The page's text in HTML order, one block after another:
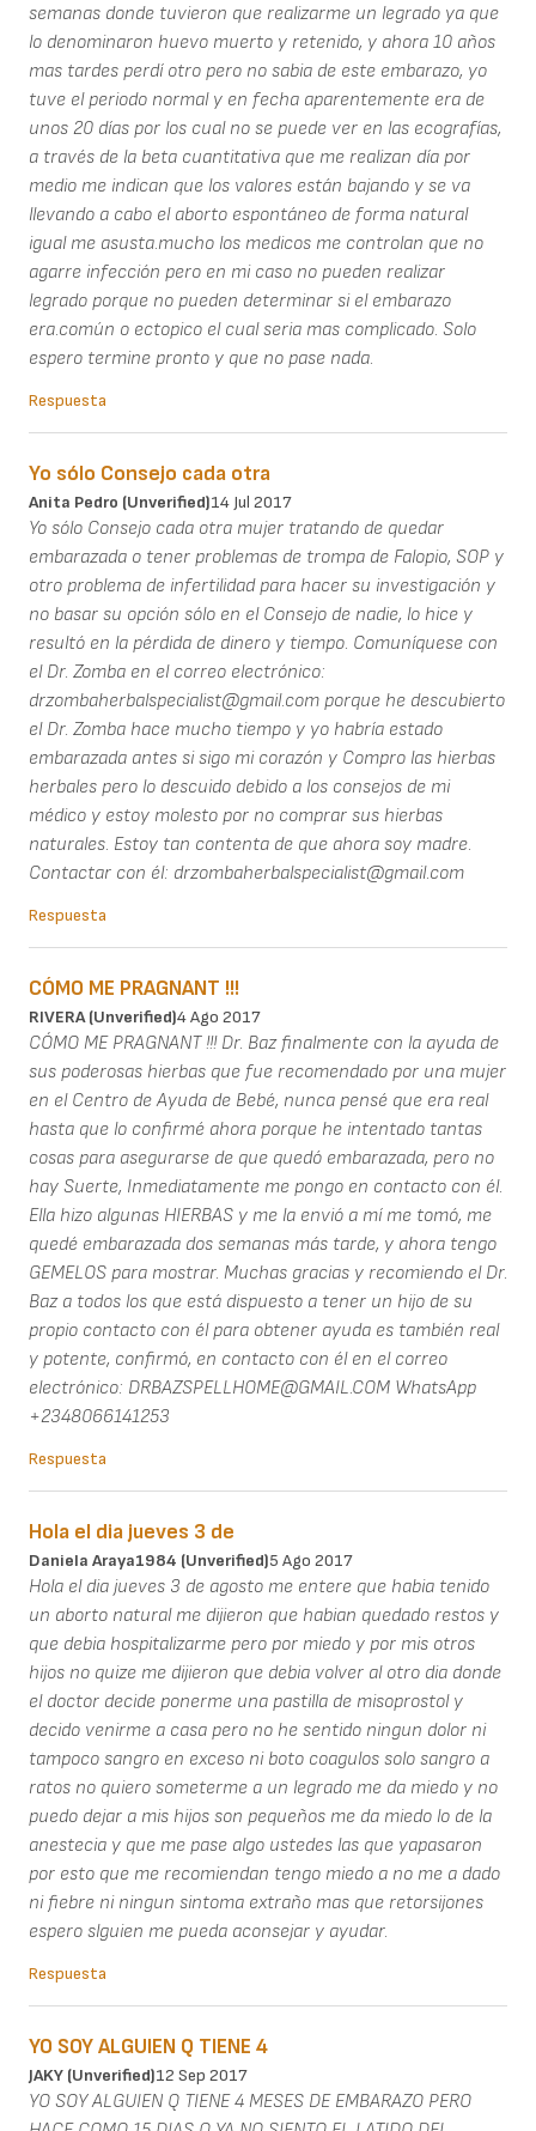
semanas donde tuvieron que realizarme un legrado ya que
lo denominaron huevo muerto y retenido, y ahora 10 años
mas tardes perdí otro pero no sabia de este embarazo, yo
tuve el periodo normal y en fecha aparentemente era de
unos 20 días por los cual no se puede ver en las ecografías,
a través de la beta cuantitativa que me realizan día por
medio me indican que los valores están bajando y se va
llevando a cabo el aborto espontáneo de forma natural
igual me asusta.mucho los medicos me controlan que no
agarre infección pero en mi caso no pueden realizar
legrado porque no pueden determinar si el embarazo
era.común o ectopico el cual seria mas complicado. Solo
espero termine pronto y que no pase nada.
Respuesta
Yo sólo Consejo cada otra
Anita Pedro (unverified)14 Jul 2017
Yo sólo Consejo cada otra mujer tratando de quedar
embarazada o tener problemas de trompa de Falopio, SOP y
otro problema de infertilidad para hacer su investigación y
no basar su opción sólo en el Consejo de nadie, lo hice y
resultó en la pérdida de dinero y tiempo. Comuníquese con
el Dr. Zomba en el correo electrónico:
drzombaherbalspecialist@gmail.com porque he descubierto
el Dr. Zomba hace mucho tiempo y yo habría estado
embarazada antes si sigo mi corazón y Compro las hierbas
herbales pero lo descuido debido a los consejos de mi
médico y estoy molesto por no comprar sus hierbas
naturales. Estoy tan contenta de que ahora soy madre.
Contactar con él: drzombaherbalspecialist@gmail.com
Respuesta
CÓMO ME PRAGNANT !!!
RIVERA (unverified)4 Ago 2017
CÓMO ME PRAGNANT !!! Dr. Baz finalmente con la ayuda de
sus poderosas hierbas que fue recomendado por una mujer
en el Centro de Ayuda de Bebé, nunca pensé que era real
hasta que lo confirmé ahora porque he intentado tantas
cosas para asegurarse de que quedó embarazada, pero no
hay Suerte, Inmediatamente me pongo en contacto con él.
Ella hizo algunas HIERBAS y me la envió a mí me tomó, me
quedé embarazada dos semanas más tarde, y ahora tengo
GEMELOS para mostrar. Muchas gracias y recomiendo el Dr.
Baz a todos los que está dispuesto a tener un hijo de su
propio contacto con él para obtener ayuda es también real
y potente, confirmó, en contacto con él en el correo
electrónico: DRBAZSPELLHOME@GMAIL.COM WhatsApp
+2348066141253
Respuesta
Hola el dia jueves 3 de
Daniela Araya1984 (unverified)5 Ago 2017
Hola el dia jueves 3 de agosto me entere que habia tenido
un aborto natural me dijieron que habian quedado restos y
que debia hospitalizarme pero por miedo y por mis otros
hijos no quize me dijieron que debia volver al otro dia donde
el doctor decide ponerme una pastilla de misoprostol y
decido venirme a casa pero no he sentido ningun dolor ni
tampoco sangro en exceso ni boto coagulos solo sangro a
ratos no quiero someterme a un legrado me da miedo y no
puedo dejar a mis hijos son pequeños me da miedo lo de la
anestecia y que me pase algo ustedes las que yapasaron
por esto que me recomiendan tengo miedo a no me a dado
ni fiebre ni ningun sintoma extraño mas que retorsijones
espero slguien me pueda aconsejar y ayudar.
Respuesta
YO SOY ALGUIEN Q TIENE 4
JAKY (unverified)12 Sep 2017
YO SOY ALGUIEN Q TIENE 4 MESES DE EMBARAZO PERO